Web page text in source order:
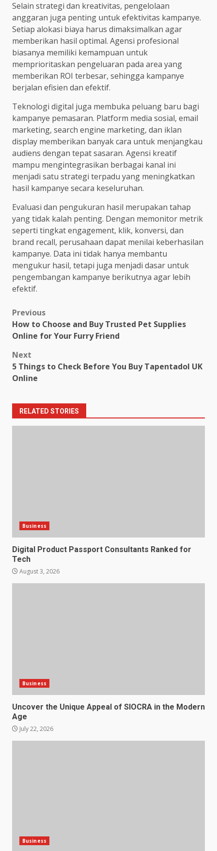
Selain strategi dan kreativitas, pengelolaan
anggaran juga penting untuk efektivitas kampanye.
Setiap alokasi biaya harus dimaksimalkan agar
memberikan hasil optimal. Agensi profesional
biasanya memiliki kemampuan untuk
memprioritaskan pengeluaran pada area yang
memberikan ROI terbesar, sehingga kampanye
berjalan efisien dan efektif.
Teknologi digital juga membuka peluang baru bagi
kampanye pemasaran. Platform media sosial, email
marketing, search engine marketing, dan iklan
display memberikan banyak cara untuk menjangkau
audiens dengan tepat sasaran. Agensi kreatif
mampu mengintegrasikan berbagai kanal ini
menjadi satu strategi terpadu yang meningkatkan
hasil kampanye secara keseluruhan.
Evaluasi dan pengukuran hasil merupakan tahap
yang tidak kalah penting. Dengan memonitor metrik
seperti tingkat engagement, klik, konversi, dan
brand recall, perusahaan dapat menilai keberhasilan
kampanye. Data ini tidak hanya membantu
mengukur hasil, tetapi juga menjadi dasar untuk
pengembangan kampanye berikutnya agar lebih
efektif.
Post
navigation
Previous
How to Choose and Buy Trusted Pet Supplies
Online for Your Furry Friend
Next
5 Things to Check Before You Buy Tapentadol UK
Online
RELATED STORIES
Business
Digital Product Passport Consultants Ranked for
Tech
August 3, 2026
Business
Uncover the Unique Appeal of SIOCRA in the Modern
Age
July 22, 2026
Business